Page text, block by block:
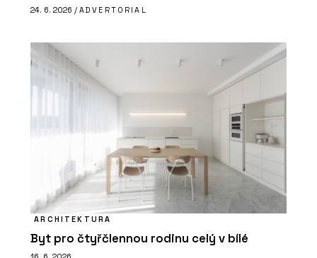
24. 6. 2026 / ADVERTORIAL
ARCHITEKTURA
Byt pro čtyřčlennou rodinu celý v bílé